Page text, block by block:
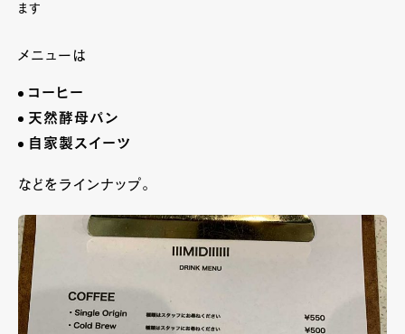
ます
メニューは
コーヒー
天然酵母パン
自家製スイーツ
などをラインナップ。